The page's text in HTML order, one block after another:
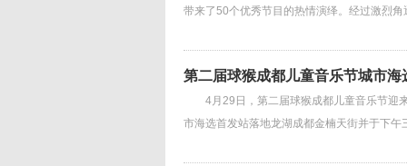
带来了50个优秀节目的热情演绎。经过激烈
第二届球猴成都儿童音乐节城市海
4月29日，第二届球猴成都儿童音乐节迎来
市海选首发站落地龙湖成都金楠天街并于下